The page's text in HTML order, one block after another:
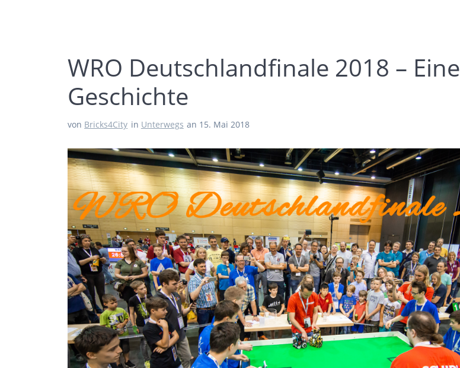
WRO Deutschlandfinale 2018 – Eine
Geschichte
von Bricks4City in Unterwegs an 15. Mai 2018